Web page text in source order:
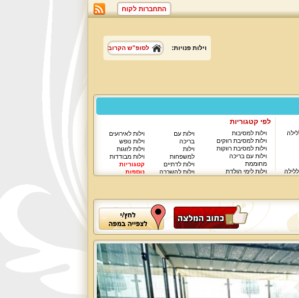
התחברות לקוח
וילות פנויות: לסופ"ש הקרוב
לפי קטגוריות
וילות למסיבות
וילות למסיבת רווקים
וילות למסיבת רווקות
וילות עם בריכה
מחוממת
וילות לימי הולדת
וילות עם
בריכה
וילות
למשפחות
וילות לדתיים
וילות להשכרה
וילות לאירועים
וילות נופש
וילות לזוגות
וילות מבודדות
קטגוריות
נוספות